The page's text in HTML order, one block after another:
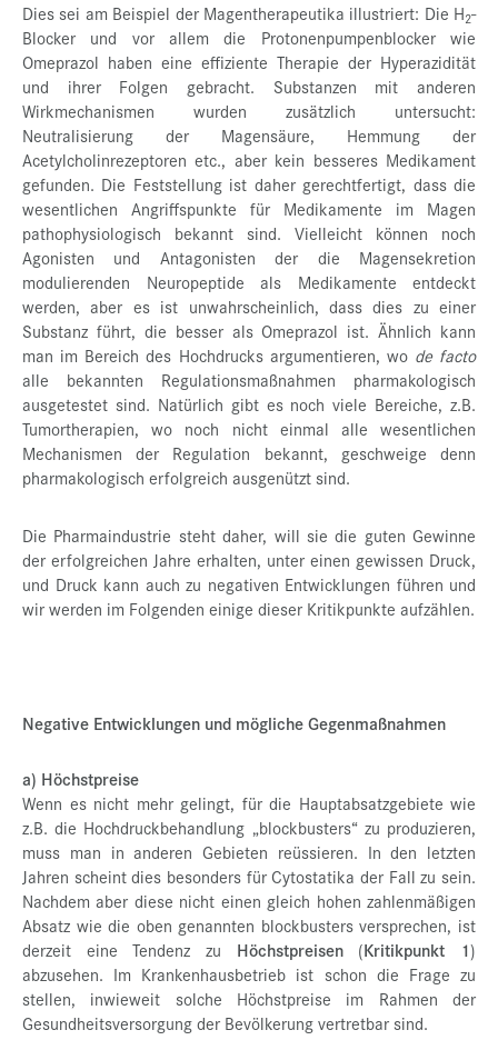
Dies sei am Beispiel der Magentherapeutika illustriert: Die H2-
Blocker und vor allem die Protonenpumpenblocker wie
Omeprazol haben eine effiziente Therapie der Hyperazidität
und ihrer Folgen gebracht. Substanzen mit anderen
Wirkmechanismen wurden zusätzlich untersucht:
Neutralisierung der Magensäure, Hemmung der
Acetylcholinrezeptoren etc., aber kein besseres Medikament
gefunden. Die Feststellung ist daher gerechtfertigt, dass die
wesentlichen Angriffspunkte für Medikamente im Magen
pathophysiologisch bekannt sind. Vielleicht können noch
Agonisten und Antagonisten der die Magensekretion
modulierenden Neuropeptide als Medikamente entdeckt
werden, aber es ist unwahrscheinlich, dass dies zu einer
Substanz führt, die besser als Omeprazol ist. Ähnlich kann
man im Bereich des Hochdrucks argumentieren, wo de facto
alle bekannten Regulationsmaßnahmen pharmakologisch
ausgetestet sind. Natürlich gibt es noch viele Bereiche, z.B.
Tumortherapien, wo noch nicht einmal alle wesentlichen
Mechanismen der Regulation bekannt, geschweige denn
pharmakologisch erfolgreich ausgenützt sind.
Die Pharmaindustrie steht daher, will sie die guten Gewinne
der erfolgreichen Jahre erhalten, unter einen gewissen Druck,
und Druck kann auch zu negativen Entwicklungen führen und
wir werden im Folgenden einige dieser Kritikpunkte aufzählen.
Negative Entwicklungen und mögliche Gegenmaßnahmen
a) Höchstpreise
Wenn es nicht mehr gelingt, für die Hauptabsatzgebiete wie
z.B. die Hochdruckbehandlung „blockbusters“ zu produzieren,
muss man in anderen Gebieten reüssieren. In den letzten
Jahren scheint dies besonders für Cytostatika der Fall zu sein.
Nachdem aber diese nicht einen gleich hohen zahlenmäßigen
Absatz wie die oben genannten blockbusters versprechen, ist
derzeit eine Tendenz zu Höchstpreisen(Kritikpunkt 1)
abzusehen. Im Krankenhausbetrieb ist schon die Frage zu
stellen, inwieweit solche Höchstpreise im Rahmen der
Gesundheitsversorgung der Bevölkerung vertretbar sind.